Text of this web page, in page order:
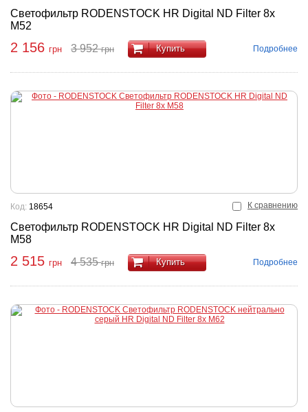
Светофильтр RODENSTOCK HR Digital ND Filter 8x
M52
2 156 грн 3 952грн Купить Подробнее
К сравнению
Светофильтр RODENSTOCK HR Digital ND Filter 8x
M58
Код: 18654
2 515 грн 4 535грн Купить Подробнее